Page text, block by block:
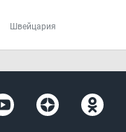
Швейцария